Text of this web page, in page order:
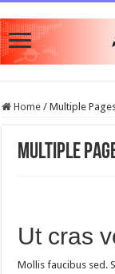
Home / Multiple
Multiple
Ut cras
Mollis faucibus sed.